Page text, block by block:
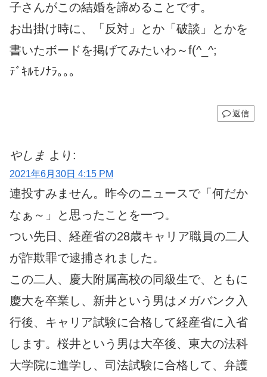
子さんがこの結婚を諦めることです。
お出掛け時に、「反対」とか「破談」とかを
書いたボードを掲げてみたいわ～f(^_^;
ﾃﾞｷﾙﾓﾉﾅﾗ｡｡｡
返信
やしま より:
2021年6月30日 4:15 PM
連投すみません。昨今のニュースで「何だか
なぁ～」と思ったことを一つ。
つい先日、経産省の28歳キャリア職員の二人
が詐欺罪で逮捕されました。
この二人、慶大附属高校の同級生で、ともに
慶大を卒業し、新井という男はメガバンク入
行後、キャリア試験に合格して経産省に入省
します。桜井という男は大卒後、東大の法科
大学院に進学し、司法試験に合格して、弁護